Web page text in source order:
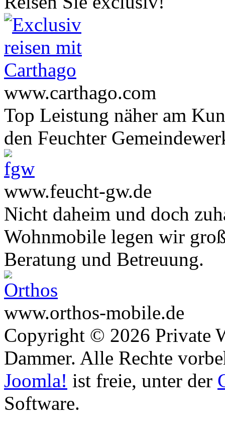
www.carthago.com
Top Leistung näher am
den Feuchter
www.feucht-gw.de
Nicht daheim und doch
Wohnmobile legen wir
Beratung und Betreuung.
www.orthos-mobile.de
Copyright © 2026 Private
Dammer. Alle Rechte
Joomla! ist freie, unter der
Software.